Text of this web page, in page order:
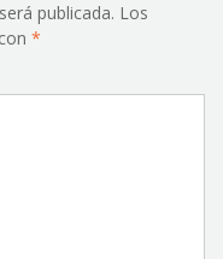
publicada. Los
*